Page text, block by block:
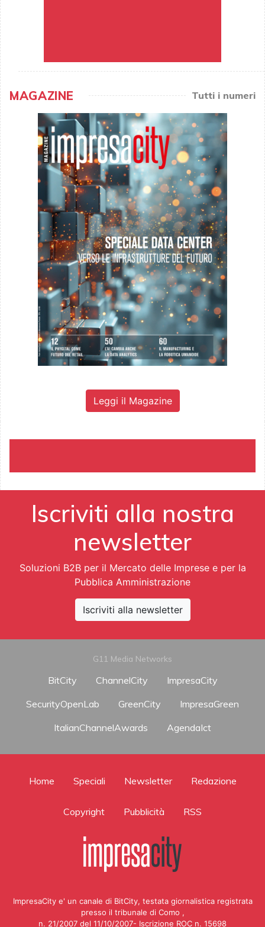
MAGAZINE Tutti i numeri
Leggi il Magazine
Iscriviti alla nostra
newsletter
Soluzioni B2B per il Mercato delle Imprese e per la
Pubblica Amministrazione
Iscriviti alla newsletter
G11 Media Networks
BitCity ChannelCity
ImpresaCity
SecurityOpenLab
GreenCity
ImpresaGreen
ItalianChannelAwards
AgendaIct
Home Speciali Newsletter Redazione
Copyright Pubblicità RSS
ImpresaCity e' un canale di BitCity, testata giornalistica registrata
presso il tribunale di Como ,
n. 21/2007 del 11/10/2007- Iscrizione ROC n. 15698